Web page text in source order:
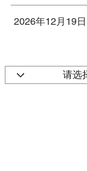
2026年12月19日